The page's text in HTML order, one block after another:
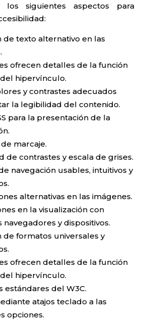
los siguientes aspectos para
de texto alternativo en las
ofrecen detalles de la función
hipervínculo.
y contrastes adecuados
la legibilidad del contenido.
para la presentación de la
marcaje.
de contrastes y escala de grises.
navegación usables, intuitivos y
alternativas en las imágenes.
en la visualización con
navegadores y dispositivos.
de formatos universales y
ofrecen detalles de la función
hipervínculo.
estándares del W3C.
atajos teclado a las
opciones.